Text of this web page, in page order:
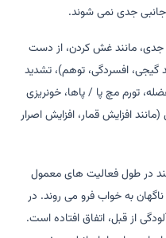
جدی نمی شوند.
جدی، مانند غش کردن، از دست
گیجی، افسردگی، توهم)، تشدید
تورم مچ پا / پاها، خونریزی
افزایش قمار، افزایش اصرار
در طول فعالیت های معمول
ناگهان به خواب فرو می روند. در
از قبل، اتفاق افتاده است.